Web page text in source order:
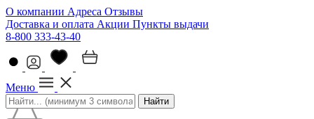
О компании Адреса Отзывы
Доставка и оплата Акции Пункты выдачи
8-800 333-43-40
Меню
Найти